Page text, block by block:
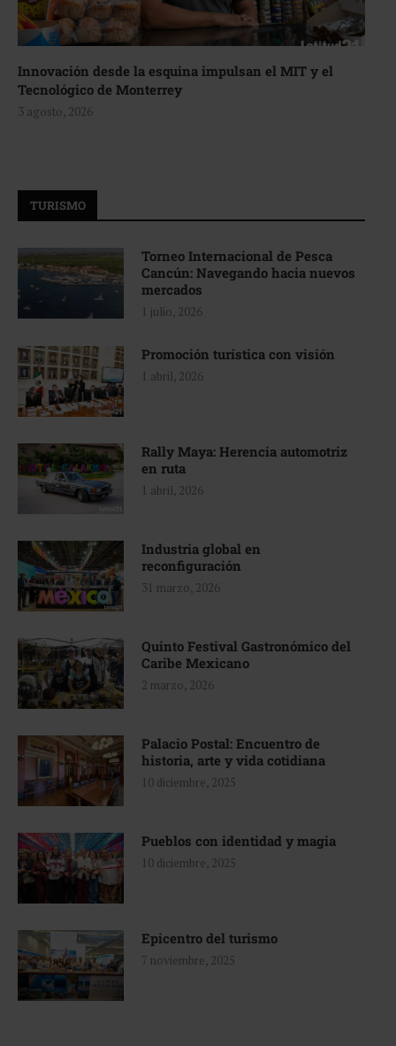
Innovación desde la esquina impulsan el MIT y el
Tecnológico de Monterrey
3 agosto, 2026
TURISMO
Torneo Internacional de Pesca
Cancún: Navegando hacia nuevos
mercados
1 julio, 2026
Promoción turística con visión
1 abril, 2026
Rally Maya: Herencia automotriz
en ruta
1 abril, 2026
Industria global en
reconfiguración
31 marzo, 2026
Quinto Festival Gastronómico del
Caribe Mexicano
2 marzo, 2026
Palacio Postal: Encuentro de
historia, arte y vida cotidiana
10 diciembre, 2025
Pueblos con identidad y magia
10 diciembre, 2025
Epicentro del turismo
7 noviembre, 2025